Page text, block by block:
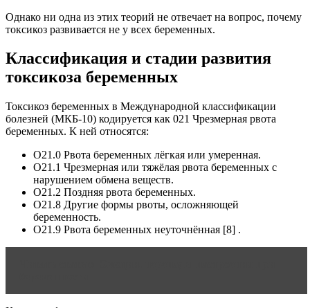
Однако ни одна из этих теорий не отвечает на вопрос, почему
токсикоз развивается не у всех беременных.
Классификация и стадии развития
токсикоза беременных
Токсикоз беременных в Международной классификации
болезней (МКБ-10) кодируется как 021 Чрезмерная рвота
беременных. К ней относятся:
О21.0 Рвота беременных лёгкая или умеренная.
О21.1 Чрезмерная или тяжёлая рвота беременных с
нарушением обмена веществ.
О21.2 Поздняя рвота беременных.
О21.8 Другие формы рвоты, осложняющей
беременность.
О21.9 Рвота беременных неуточнённая [8] .